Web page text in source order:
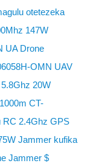
otetezeka
147W
UA Drone
OMN UAV
20W
CT-
RC 2.4Ghz GPS
Jammer kufika
Jammer $